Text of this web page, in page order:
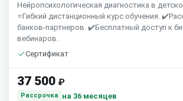
Нейропсихологическая диагностика в
⭐Гибкий дистанционный курс обучения.
банков-партнеров. ✔️Бесплатный доступ к
вебинаров.
Сертификат
37 500 ₽
Рассрочка на 36 месяцев